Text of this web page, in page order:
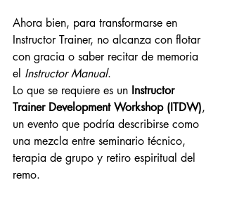
Ahora bien, para transformarse en
Instructor Trainer, no alcanza con flotar
con gracia o saber recitar de memoria
el Instructor Manual.
Lo que se requiere es un Instructor
Trainer Development Workshop (ITDW),
un evento que podría describirse como
una mezcla entre seminario técnico,
terapia de grupo y retiro espiritual del
remo.